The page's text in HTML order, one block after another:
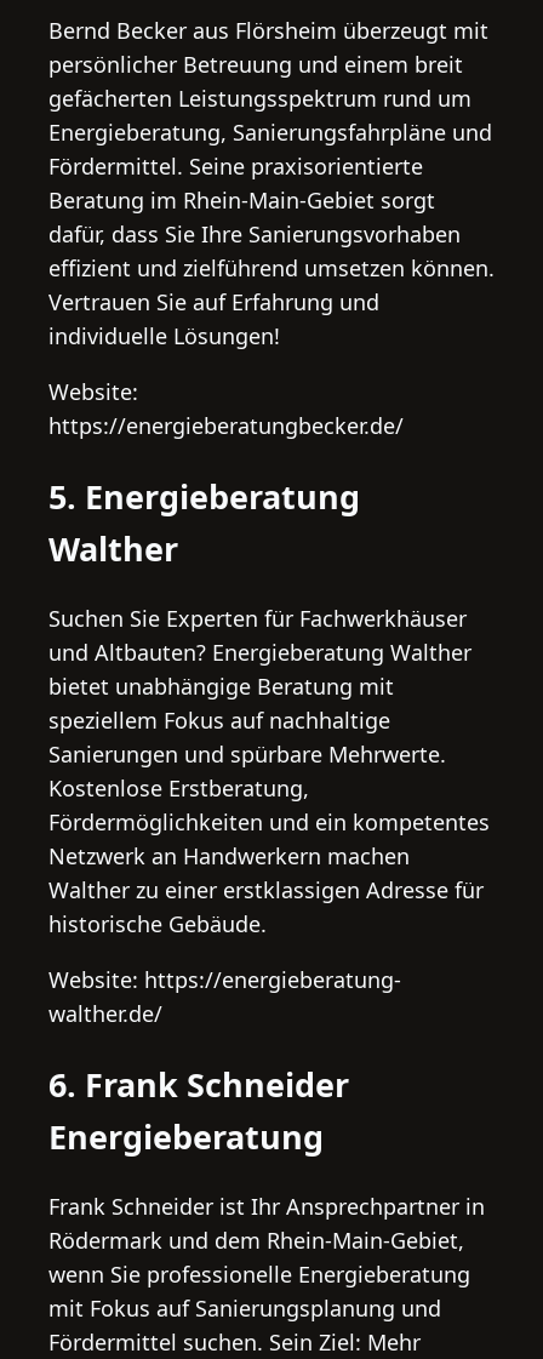
Bernd Becker aus Flörsheim überzeugt mit
persönlicher Betreuung und einem breit
gefächerten Leistungsspektrum rund um
Energieberatung, Sanierungsfahrpläne und
Fördermittel. Seine praxisorientierte
Beratung im Rhein-Main-Gebiet sorgt
dafür, dass Sie Ihre Sanierungsvorhaben
effizient und zielführend umsetzen können.
Vertrauen Sie auf Erfahrung und
individuelle Lösungen!
Website:
https://energieberatungbecker.de/
5. Energieberatung
Walther
Suchen Sie Experten für Fachwerkhäuser
und Altbauten? Energieberatung Walther
bietet unabhängige Beratung mit
speziellem Fokus auf nachhaltige
Sanierungen und spürbare Mehrwerte.
Kostenlose Erstberatung,
Fördermöglichkeiten und ein kompetentes
Netzwerk an Handwerkern machen
Walther zu einer erstklassigen Adresse für
historische Gebäude.
Website: https://energieberatung-
walther.de/
6. Frank Schneider
Energieberatung
Frank Schneider ist Ihr Ansprechpartner in
Rödermark und dem Rhein-Main-Gebiet,
wenn Sie professionelle Energieberatung
mit Fokus auf Sanierungsplanung und
Fördermittel suchen. Sein Ziel: Mehr